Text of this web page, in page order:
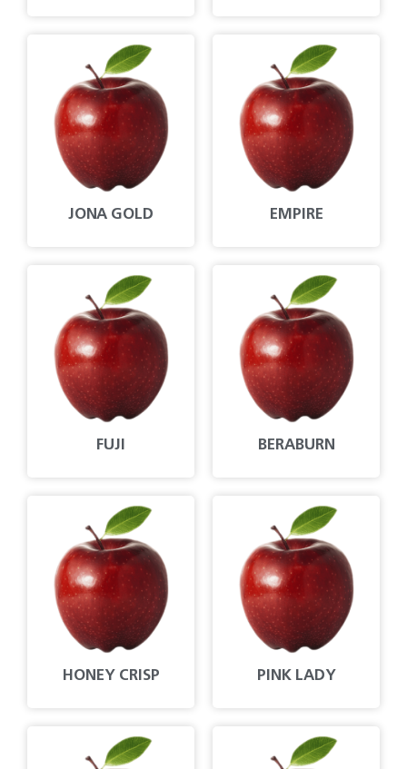
EMPIRE
JONA GOLD
BERABURN
FUJI
PINK LADY
HONEY CRISP